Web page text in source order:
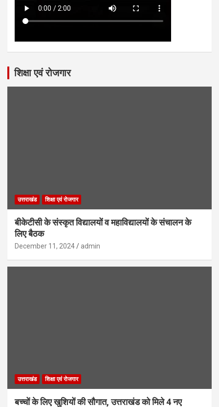
शिक्षा एवं रोजगार
उत्तराखंड शिक्षा एवं रोजगार
बीकेटीसी के संस्कृत विद्यालयों व महाविद्यालयों के संचालन के
लिए बैठक
December 11, 2024 admin
उत्तराखंड शिक्षा एवं रोजगार
बच्चों के लिए खुशियों की सौगात, उत्तराखंड को मिले 4 नए